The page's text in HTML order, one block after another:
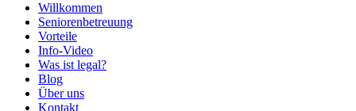
Willkommen
Seniorenbetreuung
Vorteile
Info-Video
Was ist legal?
Blog
Über uns
Kontakt